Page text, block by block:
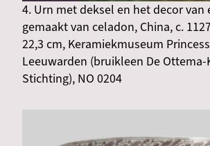
4. Urn met deksel en het decor van
gemaakt van celadon, China, c.
22,3 cm, Keramiekmuseum
Leeuwarden (bruikleen De Ottema-
Stichting), NO 0204